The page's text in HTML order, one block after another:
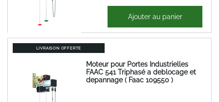
1 468,32 €
Ajouter au panier
LIVRAISON OFFERTE
Moteur pour Portes Industrielles
FAAC 541 Triphasé a deblocage et
depannage ( Faac 109550 )